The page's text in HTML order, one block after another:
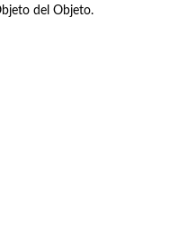
del Objeto.